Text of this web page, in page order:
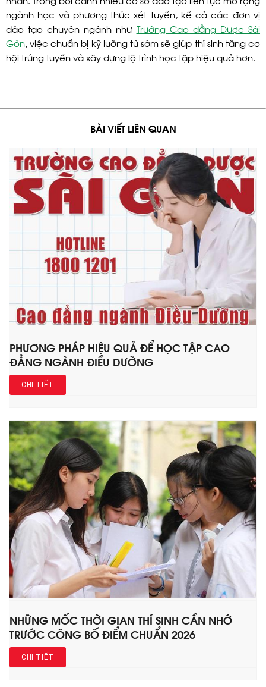
ngành học và phương thức xét tuyển, kể cả các đơn vị
đào tạo chuyên ngành như Trường Cao đẳng Dược Sài
Gòn, việc chuẩn bị kỹ lưỡng từ sớm sẽ giúp thí sinh tăng cơ
hội trúng tuyển và xây dựng lộ trình học tập hiệu quả hơn.
BÀI VIẾT LIÊN QUAN
PHƯƠNG PHÁP HIỆU QUẢ ĐỂ HỌC TẬP CAO
ĐẲNG NGÀNH ĐIỀU DƯỠNG
CHI TIẾT
NHỮNG MỐC THỜI GIAN THÍ SINH CẦN NHỚ
TRƯỚC CÔNG BỐ ĐIỂM CHUẨN 2026
CHI TIẾT